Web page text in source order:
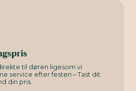
til døren ligesom vi
service efter festen – Tast dit
din pris.